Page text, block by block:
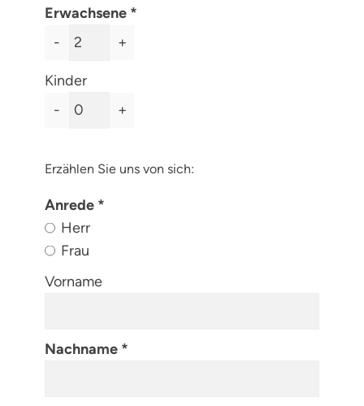
Erwachsene
-
+
Kinder
-
+
Erzählen Sie uns von sich:
Anrede
Herr
Frau
Vorname
Nachname